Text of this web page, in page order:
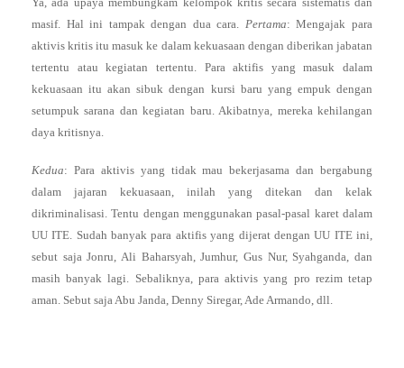
masif. Hal ini tampak dengan dua cara. Pertama: Mengajak para
aktivis kritis itu masuk ke dalam kekuasaan dengan diberikan jabatan
tertentu atau kegiatan tertentu. Para aktifis yang masuk dalam
kekuasaan itu akan sibuk dengan kursi baru yang empuk dengan
setumpuk sarana dan kegiatan baru. Akibatnya, mereka kehilangan
daya kritisnya.
Kedua: Para aktivis yang tidak mau bekerjasama dan bergabung
dalam jajaran kekuasaan, inilah yang ditekan dan kelak
dikriminalisasi. Tentu dengan menggunakan pasal-pasal karet dalam
UU ITE. Sudah banyak para aktifis yang dijerat dengan UU ITE ini,
sebut saja Jonru, Ali Baharsyah, Jumhur, Gus Nur, Syahganda, dan
masih banyak lagi. Sebaliknya, para aktivis yang pro rezim tetap
aman. Sebut saja Abu Janda, Denny Siregar, Ade Armando, dll.